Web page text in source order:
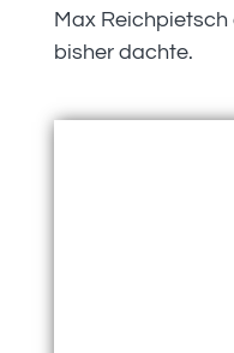
Max
bisher dachte.